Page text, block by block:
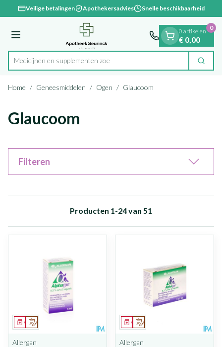
Ga naar de inhoud
1 van 1Veilige betalingen Apothekersadvies Snelle beschikbaarheid
Menu
Product, merk, categorie...
Medicijnen e Zoek
0 artikelen
€ 0,00
0
Home / Geneesmiddelen / Ogen / Glaucoom
Glaucoom
Filteren
Producten 1-24van 51
Op voorschrift
Geneesmiddel
Allergan
Op voorschrift
Geneesmiddel
Allergan